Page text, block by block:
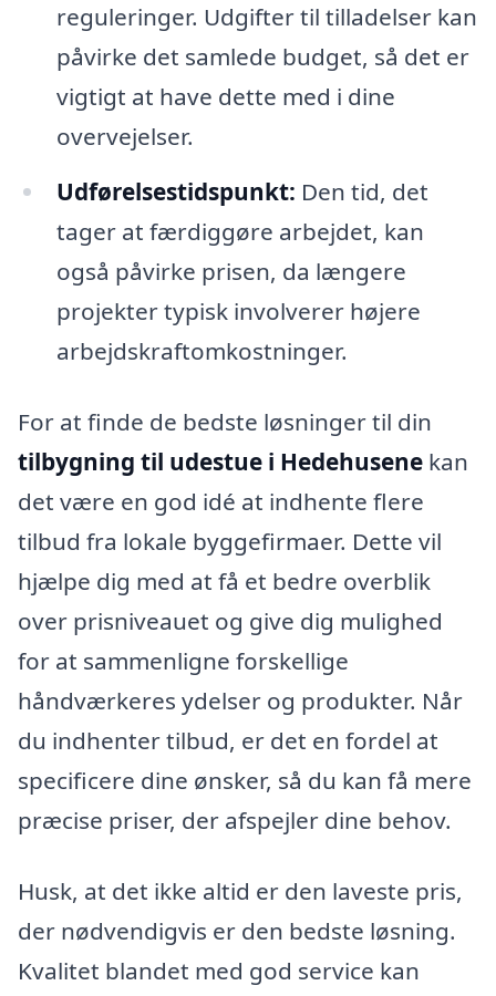
reguleringer. Udgifter til tilladelser kan
påvirke det samlede budget, så det er
vigtigt at have dette med i dine
overvejelser.
Udførelsestidspunkt: Den tid, det
tager at færdiggøre arbejdet, kan
også påvirke prisen, da længere
projekter typisk involverer højere
arbejdskraftomkostninger.
For at finde de bedste løsninger til din
tilbygning til udestue i Hedehusene kan
det være en god idé at indhente flere
tilbud fra lokale byggefirmaer. Dette vil
hjælpe dig med at få et bedre overblik
over prisniveauet og give dig mulighed
for at sammenligne forskellige
håndværkeres ydelser og produkter. Når
du indhenter tilbud, er det en fordel at
specificere dine ønsker, så du kan få mere
præcise priser, der afspejler dine behov.
Husk, at det ikke altid er den laveste pris,
der nødvendigvis er den bedste løsning.
Kvalitet blandet med god service kan